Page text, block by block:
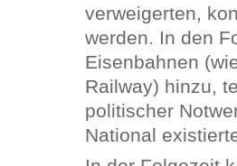
verweigerten,
werden. In den
Eisenbahnen
Railway) hinzu,
politischer
National